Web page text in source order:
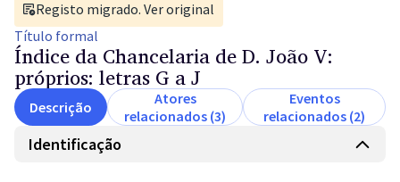
Registo migrado. Ver original
Título formal
Índice da Chancelaria de D. João V:
próprios: letras G a J
Descrição
Atores
relacionados (3)
Eventos
relacionados (2)
Identificação